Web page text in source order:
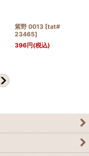
紫野 0013 [tat#
23465]
396円(税込)